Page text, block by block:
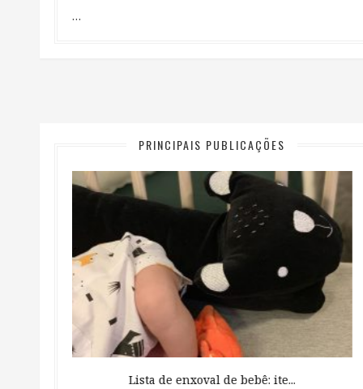
…
PRINCIPAIS PUBLICAÇÕES
Lista de enxoval de bebê: ite...